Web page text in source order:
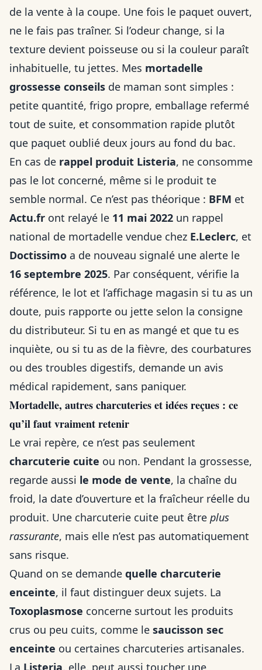
de la vente à la coupe. Une fois le paquet ouvert,
ne le fais pas traîner. Si l’odeur change, si la
texture devient poisseuse ou si la couleur paraît
inhabituelle, tu jettes. Mes mortadelle
grossesse conseils de maman sont simples :
petite quantité, frigo propre, emballage refermé
tout de suite, et consommation rapide plutôt
que paquet oublié deux jours au fond du bac.
En cas de rappel produit Listeria, ne consomme
pas le lot concerné, même si le produit te
semble normal. Ce n’est pas théorique : BFM et
Actu.fr ont relayé le 11 mai 2022 un rappel
national de mortadelle vendue chez E.Leclerc, et
Doctissimo a de nouveau signalé une alerte le
16 septembre 2025. Par conséquent, vérifie la
référence, le lot et l’affichage magasin si tu as un
doute, puis rapporte ou jette selon la consigne
du distributeur. Si tu en as mangé et que tu es
inquiète, ou si tu as de la fièvre, des courbatures
ou des troubles digestifs, demande un avis
médical rapidement, sans paniquer.
Mortadelle, autres charcuteries et idées reçues : ce
qu’il faut vraiment retenir
Le vrai repère, ce n’est pas seulement
charcuterie cuite ou non. Pendant la grossesse,
regarde aussi le mode de vente, la chaîne du
froid, la date d’ouverture et la fraîcheur réelle du
produit. Une charcuterie cuite peut être plus
rassurante, mais elle n’est pas automatiquement
sans risque.
Quand on se demande quelle charcuterie
enceinte, il faut distinguer deux sujets. La
Toxoplasmose concerne surtout les produits
crus ou peu cuits, comme le saucisson sec
enceinte ou certaines charcuteries artisanales.
La Listeria, elle, peut aussi toucher une